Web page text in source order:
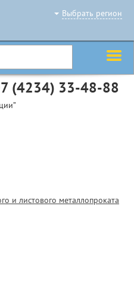
Выбрать регион
(4234) 33-48-88
и листового металлопроката